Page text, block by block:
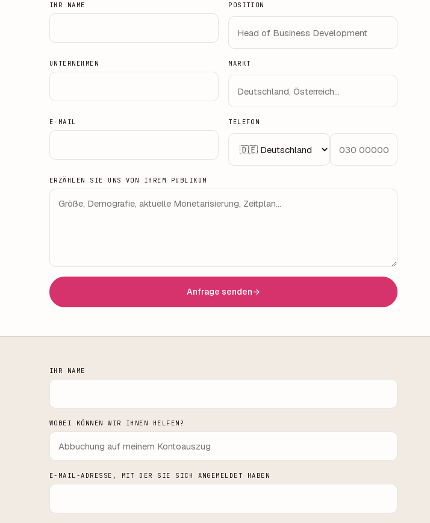
IHR NAME POSITION
UNTERNEHMEN MARKT
E-MAIL TELEFON
ERZÄHLEN SIE UNS VON IHREM PUBLIKUM
Anfrage senden→
IHR NAME
WOBEI KÖNNEN WIR IHNEN HELFEN?
E-MAIL-ADRESSE, MIT DER SIE SICH ANGEMELDET HABEN